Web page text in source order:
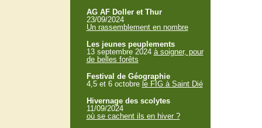
AG AF Doller et Thur
23/09/2024
Un rassemblement en nombre
Les jeunes peuplements
13 septembre 2024 à soigner, pour
de belles forêts
Festival de Géographie
4,5 et 6 octobre le FIG à Saint Dié
Hivernage des scolytes
11/09/2024
où se cachent ils en hiver ?